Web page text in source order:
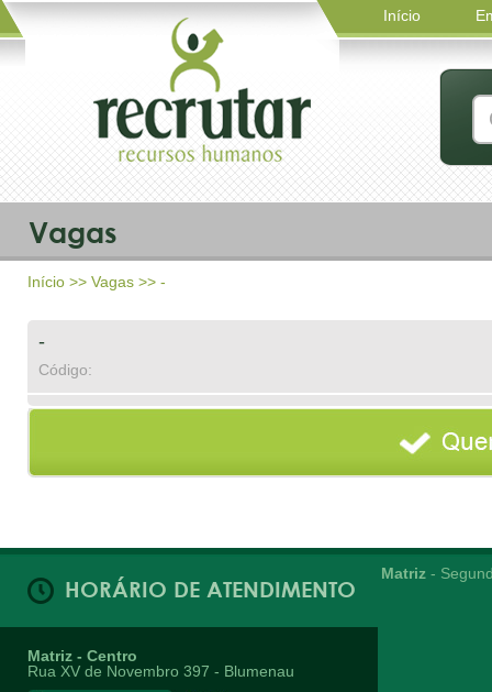
Início
Vagas
Início >> Vagas >> -
-
Código:
HORÁRIO DE ATENDIMENTO
Matriz -
Matriz - Centro
Rua XV de Novembro 397 - Blumenau